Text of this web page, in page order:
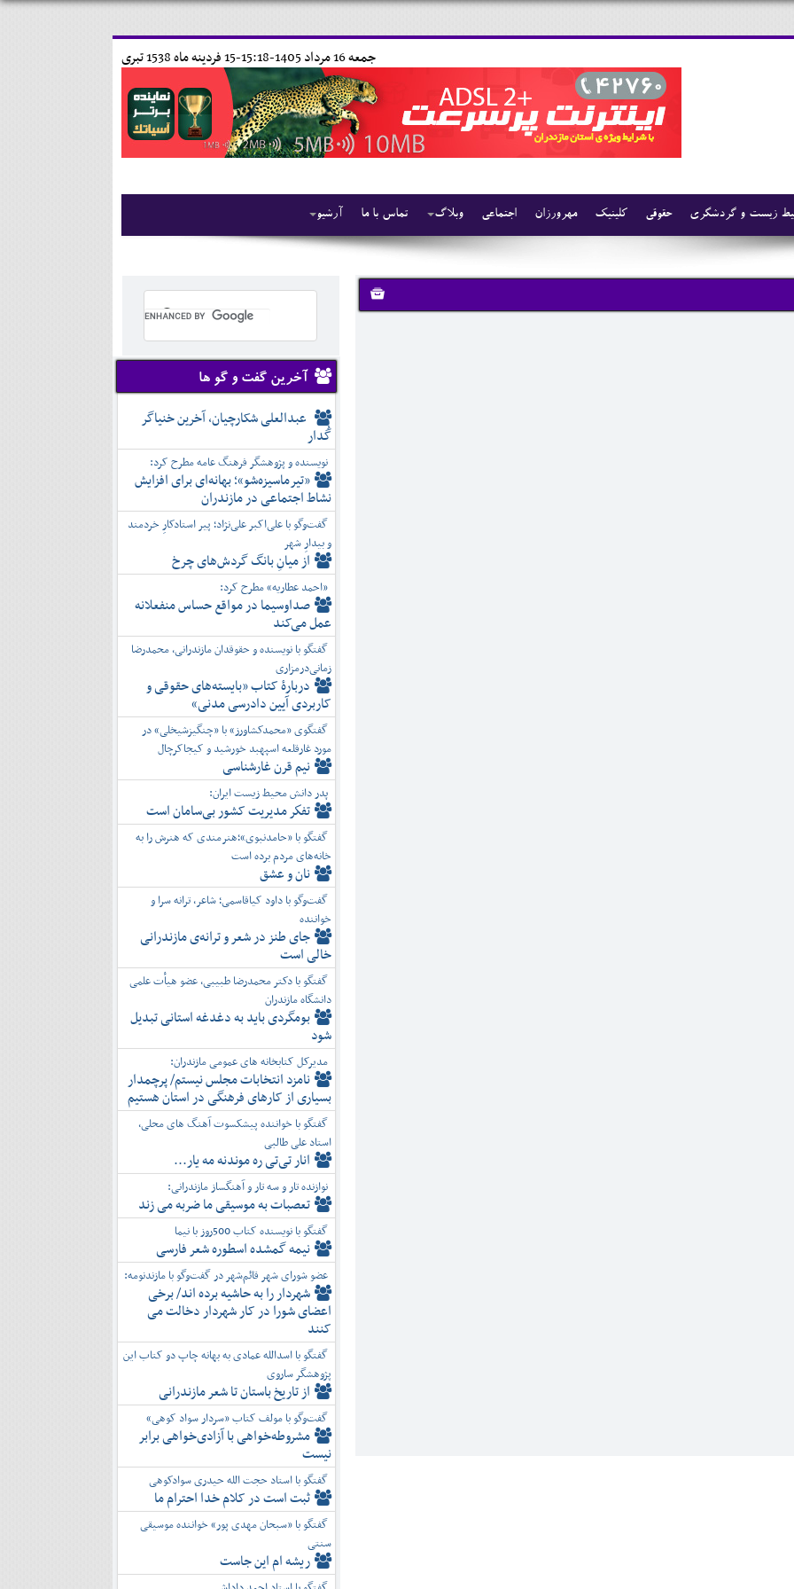
15 فردينه ماه 1538 تبری جمعه 16 مرداد 1405-15:18-
آرشیو تماس با ما وبلاگ اجتماعی مهرورزان کلینیک حقوقی زیست و گردشگری
آخرین گفت و گو ها
عبدالعلی شکارچیان، آخرین خنیاگر
گُدار
نویسنده و پژوهشگر فرهنگ عامه مطرح کرد:
«تیرماسیزه‌شو»؛ بهانه‌ای برای افزایش
نشاط اجتماعی در مازندران
گفت‌وگو با علی‌اکبر علی‌نژاد؛ پیر استادکارِ خردمند
و بیدارِ شهر
از میانِ بانگ گردش‌های چرخ
«احمد عطاریه» مطرح کرد:
صداوسیما در مواقع حساس منفعلانه
عمل می‌کند
گفتگو با نویسنده و حقوقدان مازندرانی، محمدرضا
زمانی‌درمزاری
دربارۀ کتاب ”بایسته‌های حقوقی و
کاربردی آیین دادرسی مدنی»
گفتگوی «محمدکشاورز» با «چنگیزشیخلی» در
مورد غارقلعه اسپهبد خورشید و کیجاکرچال
نیم قرن غارشناسی
پدر دانش محیط زیست ایران:
تفكر مديريت کشور بی‌سامان است
گفتگو با «حامدنبوی»؛هنرمندی که هنرش را به
خانه‌های مردم برده است
نان و عشق
گفت‌وگو با داود کیاقاسمی؛ شاعر، ترانه سرا و
خواننده
جای طنز در شعر و ترانه‌ی مازندرانی
خالی است
گفتگو با دکتر محمدرضا طبیبی، عضو هیأت علمی
دانشگاه مازندران
بومگردی باید به دغدغه استانی تبدیل
شود
مدیرکل کتابخانه های عمومی مازندران:
نامزد انتخابات مجلس نیستم/ پرچمدار
بسیاری از کارهای فرهنگی در استان هستیم
گفتگو با خواننده پیشکسوت آهنگ های محلی،
استاد علی طالبی
انار تی‌تی ره موندنه مه یار...
نوازنده تار و سه تار و آهنگساز مازندرانی:
تعصبات به موسیقی ما ضربه می زند
گفتگو با نویسنده کتاب 500روز با نیما
نیمه گمشده اسطوره شعر فارسی
عضو شورای شهر قائم‌شهر در گفت‌و‌گو با مازندنومه:
شهردار را به حاشیه برده اند/ برخی
اعضای شورا در کار شهردار دخالت می
کنند
گفتگو با اسدالله عمادی به بهانه چاپ دو کتاب این
پژوهشگر ساروی
از تاریخ باستان تا شعر مازندرانی
گفت‌وگو با مولف کتاب «سردار سواد کوهی»
مشروطه‌خواهی با آزادی‌خواهی برابر
نیست
گفتگو با استاد حجت الله حیدری سوادکوهی
ثبت است در کلام خدا احترام ما
گفتگو با «سبحان مهدی پور» خواننده موسیقی
سنتی
ریشه ام این جاست